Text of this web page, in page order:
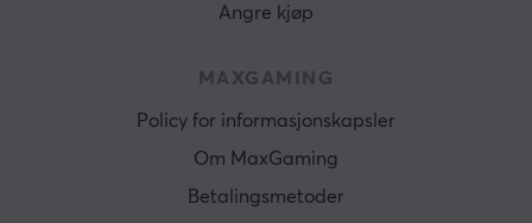
Angre kjøp
MAXGAMING
Policy for informasjonskapsler
Om MaxGaming
Betalingsmetoder